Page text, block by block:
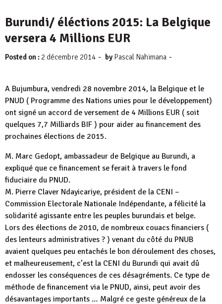
Burundi/ éléctions 2015: La Belgique
versera 4 Millions EUR
Posted on : 2 décembre 2014 - by Pascal Nahimana -
A Bujumbura, vendredi 28 novembre 2014, la Belgique et le
PNUD ( Programme des Nations unies pour le développement)
ont signé un accord de versement de 4 Millions EUR ( soit
quelques 7,7 Milliards BIF ) pour aider au financement des
prochaines élections de 2015.
M. Marc Gedopt, ambassadeur de Belgique au Burundi, a
expliqué que ce financement se ferait à travers le fond
fiduciaire du PNUD.
M. Pierre Claver Ndayicariye, président de la CENI –
Commission Electorale Nationale Indépendante, a félicité la
solidarité agissante entre les peuples burundais et belge.
Lors des élections de 2010, de nombreux couacs financiers (
des lenteurs administratives ? ) venant du côté du PNUB
avaient quelques peu entachés le bon déroulement des choses,
et malheureusement, c’est la CENI du Burundi qui avait dû
endosser les conséquences de ces désagréments. Ce type de
méthode de financement via le PNUD, ainsi, peut avoir des
désavantages importants … Malgré ce geste généreux de la